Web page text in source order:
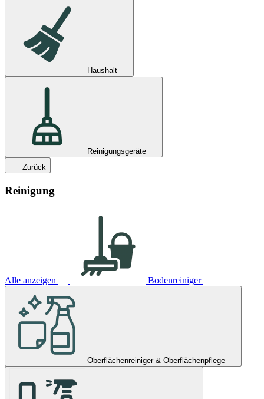
Haushalt
Reinigungsgeräte
Zurück
Reinigung
Alle anzeigen Bodenreiniger
Oberflächenreiniger & Oberflächenpflege